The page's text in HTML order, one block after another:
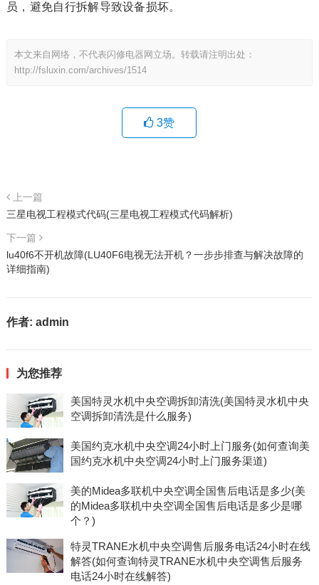
员，避免自行拆解导致设备损坏。
本文来自网络，不代表闪修电器网立场。转载请注明出处：
http://fsluxin.com/archives/1514
3赞
上一篇
三星电视工程模式代码(三星电视工程模式代码解析)
下一篇
lu40f6不开机故障(LU40F6电视无法开机？一步步排查与解决故障的
详细指南)
作者: admin
为您推荐
美国特灵水机中央空调拆卸清洗(美国特灵水机中央
空调拆卸清洗是什么服务)
美国约克水机中央空调24小时上门服务(如何查询美
国约克水机中央空调24小时上门服务渠道)
美的Midea多联机中央空调全国售后电话是多少(美
的Midea多联机中央空调全国售后电话是多少是哪
个？)
特灵TRANE水机中央空调售后服务电话24小时在线
解答(如何查询特灵TRANE水机中央空调售后服务
电话24小时在线解答)